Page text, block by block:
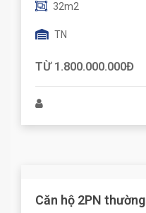
32m2
TN
TỪ 1.800.000.000Đ
Căn hộ 2PN thường